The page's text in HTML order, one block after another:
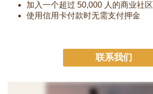
加入一个超过 50,000 人的商业社区
使用信用卡付款时无需支付押金
联系我们